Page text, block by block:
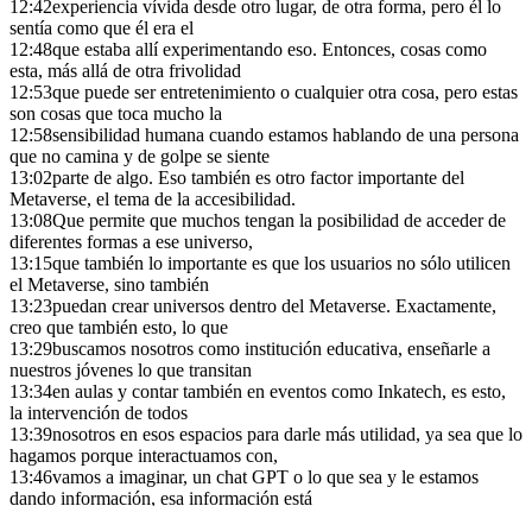
12:42experiencia vívida desde otro lugar, de otra forma, pero él lo
sentía como que él era el
12:48que estaba allí experimentando eso. Entonces, cosas como
esta, más allá de otra frivolidad
12:53que puede ser entretenimiento o cualquier otra cosa, pero estas
son cosas que toca mucho la
12:58sensibilidad humana cuando estamos hablando de una persona
que no camina y de golpe se siente
13:02parte de algo. Eso también es otro factor importante del
Metaverse, el tema de la accesibilidad.
13:08Que permite que muchos tengan la posibilidad de acceder de
diferentes formas a ese universo,
13:15que también lo importante es que los usuarios no sólo utilicen
el Metaverse, sino también
13:23puedan crear universos dentro del Metaverse. Exactamente,
creo que también esto, lo que
13:29buscamos nosotros como institución educativa, enseñarle a
nuestros jóvenes lo que transitan
13:34en aulas y contar también en eventos como Inkatech, es esto,
la intervención de todos
13:39nosotros en esos espacios para darle más utilidad, ya sea que lo
hagamos porque interactuamos con,
13:46vamos a imaginar, un chat GPT o lo que sea y le estamos
dando información, esa información está